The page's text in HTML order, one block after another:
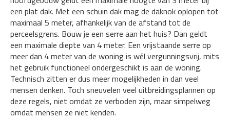
een plat dak. Met een schuin dak mag de daknok oplopen tot
maximaal 5 meter, afhankelijk van de afstand tot de
perceelsgrens. Bouw je een serre aan het huis? Dan geldt
een maximale diepte van 4 meter. Een vrijstaande serre op
meer dan 4 meter van de woning is wél vergunningsvrij, mits
het gebruik functioneel ondergeschikt is aan de woning.
Technisch zitten er dus meer mogelijkheden in dan veel
mensen denken. Toch sneuvelen veel uitbreidingsplannen op
deze regels, niet omdat ze verboden zijn, maar simpelweg
omdat mensen ze niet kenden.